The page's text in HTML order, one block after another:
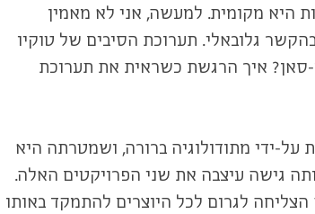
היא מקומית. למעשה, אני לא מאמין
גלובאלי. תערוכת הסיבים של טוקיו
סאן? איך הרגשת כשראית את תערוכת
ידי מתודולוגיה ברורה, ושמטרתה היא
גישה עיצבה את שני הפרויקטים האלה.
לגרום לכל היוצרים להתמקד באותו